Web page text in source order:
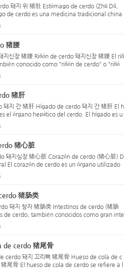
돼지 위 猪肚 Estómago de cerdo (Zhū Dǔ,
de cerdo es una medicina tradicional china
del cerdo doméstico (Sus scrofa dome
a la familia Suidae. Se encuentra
猪腰
지신장 猪腰 Riñón de cerdo 돼지신장 猪腰 El riñ
conocido como "riñón de cerdo" o "riñó
naturaleza neutra. Tiene efectos como tonifi
la deficiencia, generar líquidos...
猪肝
돼지 간 猪肝 Hígado de cerdo 돼지 간 猪肝 El h
el órgano hepático del cerdo. El hígado es u
el cuerpo de los animales para almacenar nu
y contiene una gran cantidad de ...
猪心脏
돼지심장 猪心脏 Corazón de cerdo (猪心脏) D
El corazón de cerdo es un órgano utilizado
Se emplea con frecuencia para tr
con el sistema nervioso central...
猪肠类
돼지 창자 猪肠类 Intestinos de cerdo (猪肠
de cerdo, también conocidos como gran inte
de cerdo, se utilizan para el transporte
alimentos. Son bastante resistentes...
de cerdo 猪尾骨
cerdo 돼지 꼬리뼈 猪尾骨 Hueso de cola de c
猪尾骨 El hueso de cola de cerdo se refiere a l